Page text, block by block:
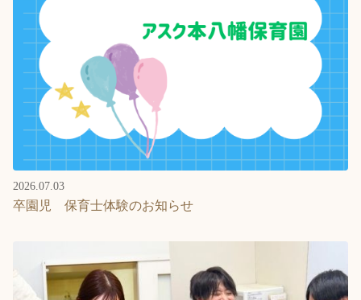
2026.07.03
卒園児 保育士体験のお知らせ